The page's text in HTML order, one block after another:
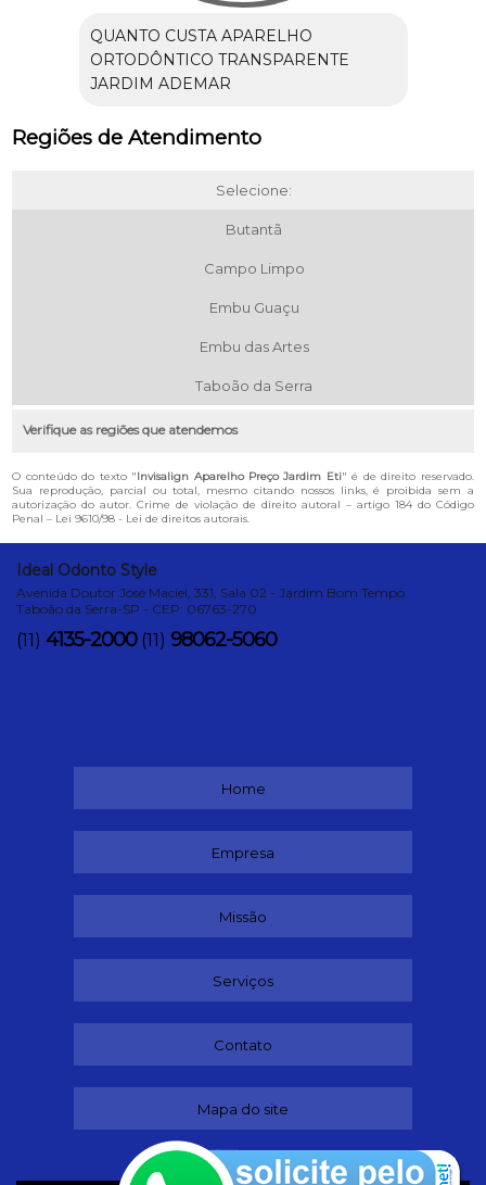
QUANTO CUSTA APARELHO
ORTODÔNTICO TRANSPARENTE
JARDIM ADEMAR
Regiões de Atendimento
Selecione:
Butantã
Campo Limpo
Embu Guaçu
Embu das Artes
Taboão da Serra
Verifique as regiões que atendemos
O conteúdo do texto "Invisalign Aparelho Preço Jardim Eti" é de direito reservado.
Sua reprodução, parcial ou total, mesmo citando nossos links, é proibida sem a
autorização do autor. Crime de violação de direito autoral – artigo 184 do Código
Penal – Lei 9610/98 - Lei de direitos autorais.
Ideal Odonto Style
Avenida Doutor José Maciel, 331, Sala 02 - Jardim Bom Tempo
Taboão da Serra-SP - CEP: 06763-270
(11) 4135-2000 (11) 98062-5060
Home
Empresa
Missão
Serviços
Contato
Mapa do site